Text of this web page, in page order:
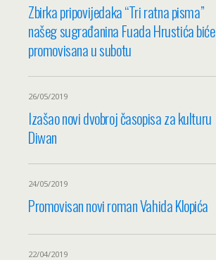
Zbirka pripovijedaka “Tri ratna pisma”
našeg sugrađanina Fuada Hrustića biće
promovisana u subotu
26/05/2019
Izašao novi dvobroj časopisa za kulturu
Diwan
24/05/2019
Promovisan novi roman Vahida Klopića
22/04/2019